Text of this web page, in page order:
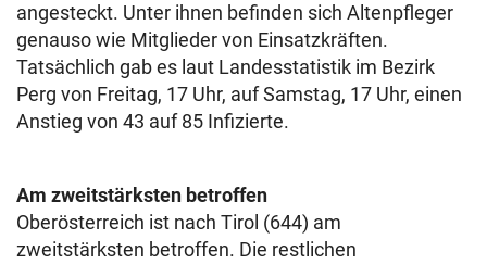
angesteckt. Unter ihnen befinden sich Altenpfleger
genauso wie Mitglieder von Einsatzkräften.
Tatsächlich gab es laut Landesstatistik im Bezirk
Perg von Freitag, 17 Uhr, auf Samstag, 17 Uhr, einen
Anstieg von 43 auf 85 Infizierte.
Am zweitstärksten betroffen
Oberösterreich ist nach Tirol (644) am
zweitstärksten betroffen. Die restlichen